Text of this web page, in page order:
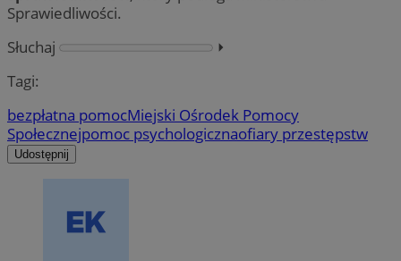
Sprawiedliwości.
Słuchaj
⏵︎
Tagi:
bezpłatna pomocMiejski Ośrodek Pomocy
Społecznejpomoc psychologicznaofiary przestępstw
Udostępnij